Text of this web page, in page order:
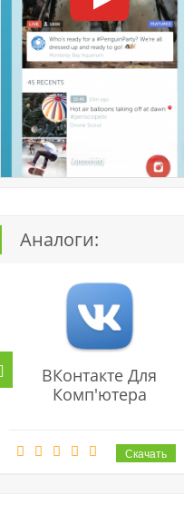
Аналоги:
ВКонтакте Для
Комп'ютера